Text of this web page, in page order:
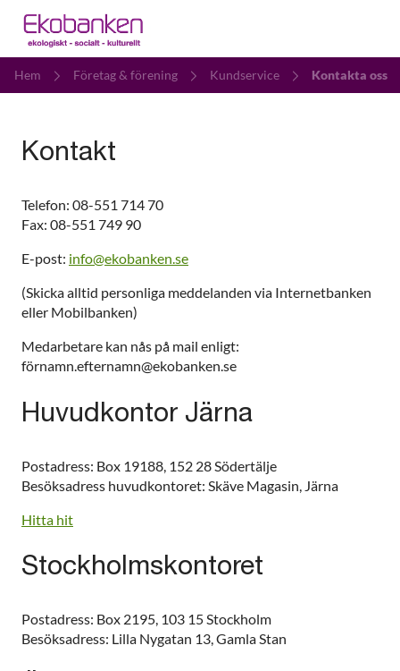
Hem Företag & förening Kundservice Kontakta oss
Kontakt
Telefon: 08-551 714 70
Fax: 08-551 749 90
E-post: info@ekobanken.se
(Skicka alltid personliga meddelanden via Internetbanken
eller Mobilbanken)
Medarbetare kan nås på mail enligt:
förnamn.efternamn@ekobanken.se
Huvudkontor Järna
Postadress: Box 19188, 152 28 Södertälje
Besöksadress huvudkontoret: Skäve Magasin, Järna
Hitta hit
Stockholmskontoret
Postadress: Box 2195, 103 15 Stockholm
Besöksadress: Lilla Nygatan 13, Gamla Stan